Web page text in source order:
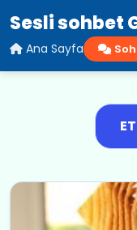
Sesli sohbet
Ana Sayfa